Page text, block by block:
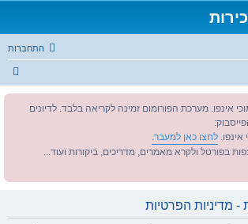
התחברות
אינפו. מערכת הפורומום זמינה לקריאה בלבד. לדיונים
לחצו כאן למעבר.
בפורטל ולקרא מאמרים, מדריכים, ביקורות ועוד...
- מדיניות הפרטיות